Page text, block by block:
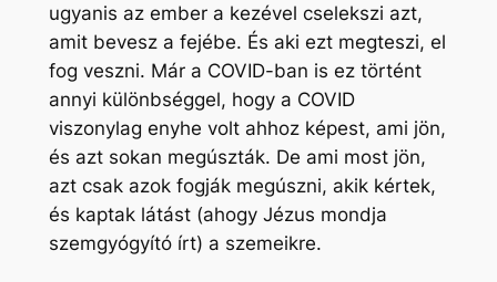
ugyanis az ember a kezével cselekszi azt,
amit bevesz a fejébe. És aki ezt megteszi, el
fog veszni. Már a COVID-ban is ez történt
annyi különbséggel, hogy a COVID
viszonylag enyhe volt ahhoz képest, ami jön,
és azt sokan megúszták. De ami most jön,
azt csak azok fogják megúszni, akik kértek,
és kaptak látást (ahogy Jézus mondja
szemgyógyító írt) a szemeikre.